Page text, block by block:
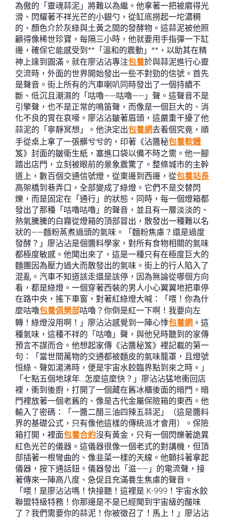
為傲的「靈魂蒜泥」將難以為繼。他拿著一把被磨得光
滑、閃耀著不祥光芒的小銀勺，從缸底撈起一坨濃稠
的、顏色介於灰綠與土黃之間的發酵物。這蒜泥被他照
顧得像稀世珍寶，每隔三小時，他就要用手指彈一下缸
邊，確保它能感受到**「溫和的震動」**，以助其在精
神上達到圓滿。就在廖沾沾專注包養於與蒜泥進行心靈
交流時，外面的世界開始發出一些不對勁的信號。首先
是聲音。街上所有的汽車喇叭同時發出了一個持續不
斷、低沉且潮濕的「咕嚕——咕嚕——」聲。這聲音不是
引擎聲，也不是正常的鳴笛聲，而像是一個巨大的、消
化不良的胃在哀嚎。廖沾沾皺著眉頭，這嚴重干擾了他
蒜泥的「寧靜冥想」。他決定出包養網去看個究竟，順
手從桌上拿了一張髒兮兮的，印著《沾醬秘包養軟體
笈》封面的皺衛生紙，塞進口袋以備不時之需。他一腳
踏出店門，立刻被眼前的景象震驚了。整條城市的主幹
道上，數百個交通信號燈，從東邊到西邊，從包養站長
高架橋到巷弄口，全部變成了綠燈。它們不是交替閃
爍，而是固定在「通行」的狀態，同時，每一個燈箱都
發出了那種「咕嚕咕嚕」的聲音，並且有一層淡淡的、
熱氣騰騰的白霧從燈箱的頂部冒出，散發出一種難以名
狀的——麵粉蒸煮過頭的氣味。「麵粉焦慮？還是過度
發酵？」廖沾沾是個醬料學家，對所有食物相關的氣味
都極度敏感。他聞出來了，這是一種只有在極度巨大的
麵團因為壓力過大而散發出的氣味。街上的行人陷入了
混亂。汽車不知道該走還是該停，因為無論從哪個方向
看，都是綠燈。一個穿著西裝的男人小心翼翼地把車停
在路中央，搖下車窗，對著紅綠燈大喊：「喂！你為什
麼咕嚕包養俱樂部咕嚕？你倒是紅一下啊！我要向左
轉！綠燈沒用啊！」廖沾沾感覺到一陣心悸包養網 。這
種氣味，這種不祥的「咕嚕」聲，與他兒時聽到的家傳
預言不謀而合。他想起家傳《沾醬秘笈》裡記載的第一
句：「當世間萬物的交通都被麵皮的氣味籠罩，且燈號
恒綠、聲如湯沸時，便是宇宙水餃臨界點到來之時。」
「七點五個地球年…怎麼這麼快？」廖沾沾猛地衝回店
裡，衝到後廚，打開了一個藏在舊冰櫃後面的暗門。暗
門裡放著一個老舊的、像是古代金屬保險箱的東西。他
輸入了密碼：「一醬二醋三油四辣五蒜泥」（這是醬料
界的基礎公式，只有像他這樣的傳統派才會用）。保險
箱打開，裡面包養合約沒有黃金，只有一個閃爍著詭異
紅色光芒的儀器。這儀器很像一個老式的對講機，但頂
部插著一根彎曲的、像韭菜一樣的天線。他顫抖著拿起
儀器，按下通話鈕。儀器發出「滋——」的電流聲，接
著傳來一陣高八度、急促且充滿養生焦慮的聲音。
「喂！是廖沾沾嗎！快接聽！這裡是 K-999！宇宙水餃
聯盟特級特務！你那邊是不是已經聞到宇宙級的酸味
了？我們需要你的蒜泥！你被徵召了！馬上！」廖沾沾